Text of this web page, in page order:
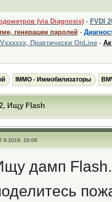
(via Diagnosis)- FVDI
генерации паролей -
Практически OnLine-
IMMO - Иммобилизаторы
Ищу Flash
20:06
дамп Flash.